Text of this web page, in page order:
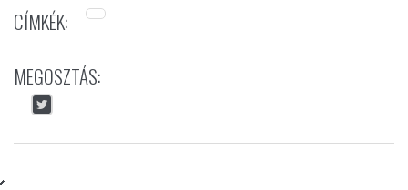
CÍMKÉK:
MEGOSZTÁS: